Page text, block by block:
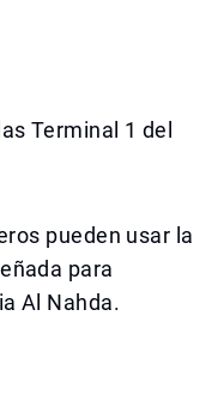
Terminal 1 del
pueden usar la
para
Al Nahda.